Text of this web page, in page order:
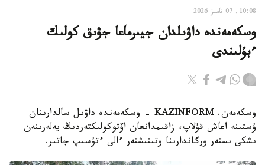
10:08, 07 تامىز 2026
وسكەمەندە داۋىلدان جيىرماعا جۋىق كولىك
ءبۇلىندى
وسكەمەن. KAZINFORM - وسكەمەندە داۋىل سالدارىنان
ۇستىنە اعاش قۇلاپ، زاقىمدانعان اۆتوكولىكتەردىڭ يەلەرىنەن
ىشكى ىستەر ورگاندارىنا وتىنىشتەر ءالى ءتۇسىپ جاتىر.